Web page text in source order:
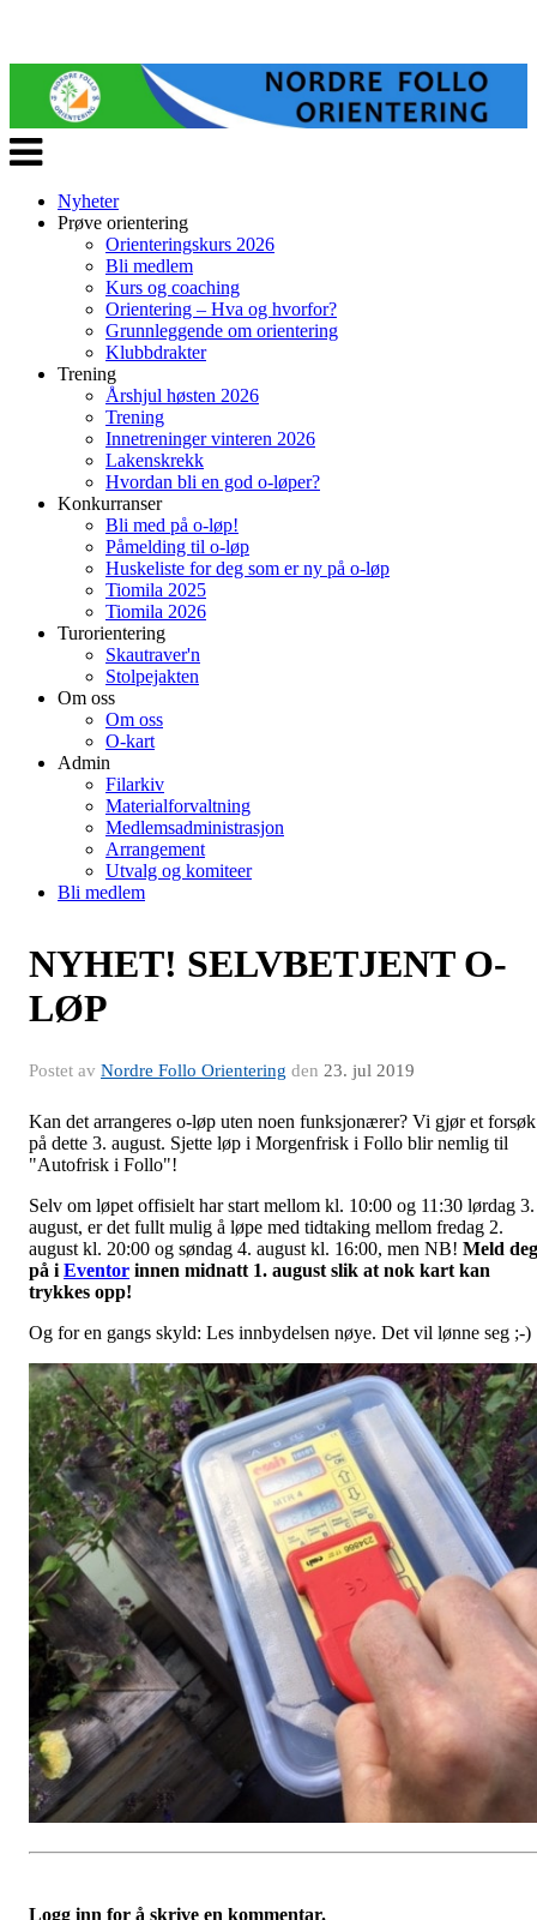
Veksle
navigasjon
Nyheter
Prøve orientering
Orienteringskurs 2026
Bli medlem
Kurs og coaching
Orientering – Hva og hvorfor?
Grunnleggende om orientering
Klubbdrakter
Trening
Årshjul høsten 2026
Trening
Innetreninger vinteren 2026
Lakenskrekk
Hvordan bli en god o-løper?
Konkurranser
Bli med på o-løp!
Påmelding til o-løp
Huskeliste for deg som er ny på o-løp
Tiomila 2025
Tiomila 2026
Turorientering
Skautraver'n
Stolpejakten
Om oss
Om oss
O-kart
Admin
Filarkiv
Materialforvaltning
Medlemsadministrasjon
Arrangement
Utvalg og komiteer
Bli medlem
NYHET! SELVBETJENT O-
LØP
Postet av Nordre Follo Orientering den 23. jul 2019
Kan det arrangeres o-løp uten noen funksjonærer? Vi gjør et forsøk
på dette 3. august. Sjette løp i Morgenfrisk i Follo blir nemlig til
"Autofrisk i Follo"!
Selv om løpet offisielt har start mellom kl. 10:00 og 11:30 lørdag 3.
august, er det fullt mulig å løpe med tidtaking mellom fredag 2.
august kl. 20:00 og søndag 4. august kl. 16:00, men NB! Meld deg
på i Eventor innen midnatt 1. august slik at nok kart kan
trykkes opp!
Og for en gangs skyld: Les innbydelsen nøye. Det vil lønne seg ;-)
Logg inn for å skrive en kommentar.